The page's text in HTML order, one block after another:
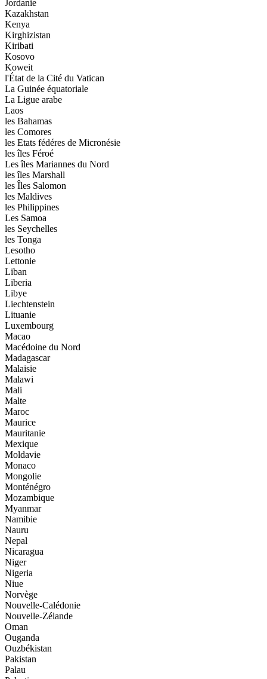
Jordanie
Kazakhstan
Kenya
Kirghizistan
Kiribati
Kosovo
Koweit
l'État de la Cité du Vatican
La Guinée équatoriale
La Ligue arabe
Laos
les Bahamas
les Comores
les Etats fédéres de Micronésie
les îles Féroé
Les îles Mariannes du Nord
les îles Marshall
les Îles Salomon
les Maldives
les Philippines
Les Samoa
les Seychelles
les Tonga
Lesotho
Lettonie
Liban
Liberia
Libye
Liechtenstein
Lituanie
Luxembourg
Macao
Macédoine du Nord
Madagascar
Malaisie
Malawi
Mali
Malte
Maroc
Maurice
Mauritanie
Mexique
Moldavie
Monaco
Mongolie
Monténégro
Mozambique
Myanmar
Namibie
Nauru
Nepal
Nicaragua
Niger
Nigeria
Niue
Norvège
Nouvelle-Calédonie
Nouvelle-Zélande
Oman
Ouganda
Ouzbékistan
Pakistan
Palau